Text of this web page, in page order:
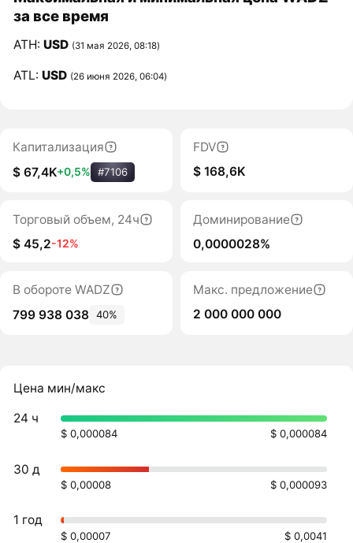
за все время
ATH:USD (31 мая 2026, 08:18)
ATL:USD (26 июня 2026, 06:04)
Капитализация
$ 67,4K+0,5% #7106
FDV
$ 168,6K
Торговый объем, 24ч
$ 45,2-12%
Доминирование
0,0000028%
В обороте WADZ
799 938 038 40%
Макс. предложение
2 000 000 000
Цена мин/макс
24 ч
$ 0,000084 $ 0,000084
30 д
$ 0,00008 $ 0,000093
1 год
$ 0,00007 $ 0,0041